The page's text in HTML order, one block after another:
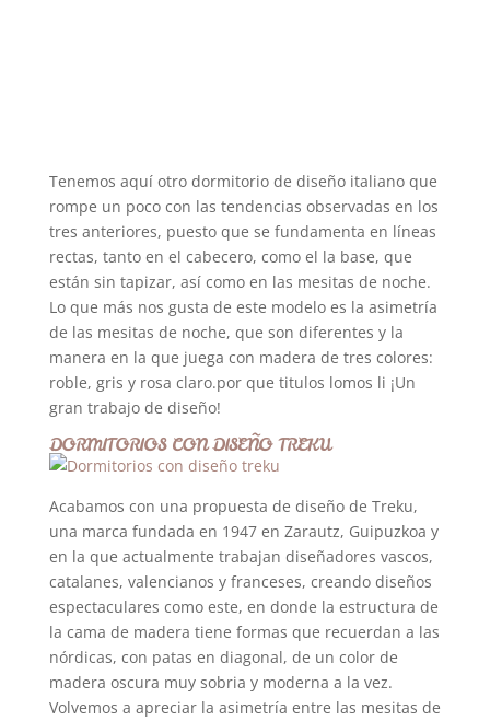
Tenemos aquí otro dormitorio de diseño italiano que
rompe un poco con las tendencias observadas en los
tres anteriores, puesto que se fundamenta en líneas
rectas, tanto en el cabecero, como el la base, que
están sin tapizar, así como en las mesitas de noche.
Lo que más nos gusta de este modelo es la asimetría
de las mesitas de noche, que son diferentes y la
manera en la que juega con madera de tres colores:
roble, gris y rosa claro.por que titulos lomos li ¡Un
gran trabajo de diseño!
DORMITORIOS CON DISEÑO TREKU
Acabamos con una propuesta de diseño de Treku,
una marca fundada en 1947 en Zarautz, Guipuzkoa y
en la que actualmente trabajan diseñadores vascos,
catalanes, valencianos y franceses, creando diseños
espectaculares como este, en donde la estructura de
la cama de madera tiene formas que recuerdan a las
nórdicas, con patas en diagonal, de un color de
madera oscura muy sobria y moderna a la vez.
Volvemos a apreciar la asimetría entre las mesitas de